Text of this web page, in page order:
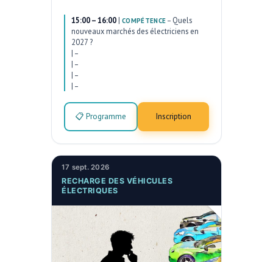
15:00 – 16:00 | COMPÉTENCE – Quels
nouveaux marchés des électriciens en
2027 ?
| –
| –
| –
| –
📋 Programme Inscription
17 sept. 2026
RECHARGE DES VÉHICULES
ÉLECTRIQUES